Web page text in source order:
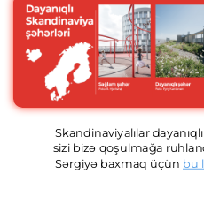
Skandinaviyalılar
sizi bizə qoşulmağa
Sərgiyə baxmaq üçün bu